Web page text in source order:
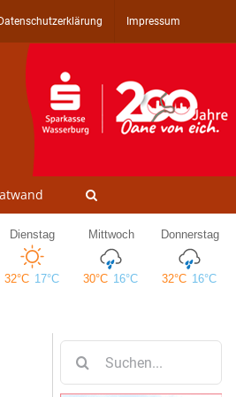
Datenschutzerklärung Impressum
nach: